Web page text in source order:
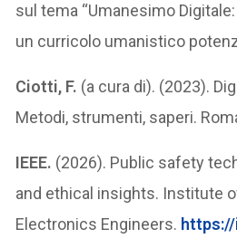
sul tema “Umanesimo
un curricolo umanistico
Ciotti, F. (a cura di). (2023).
Metodi, strumenti, saperi.
IEEE. (2026). Public safety
and ethical insights. Institute
Electronics Engineers.